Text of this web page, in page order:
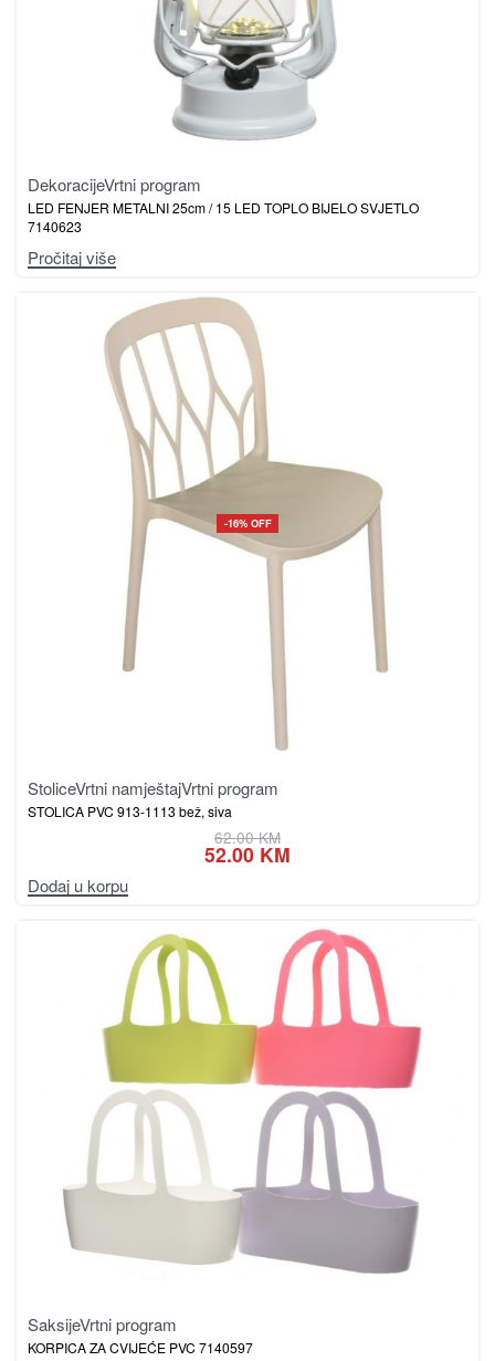
DekoracijeVrtni program
LED FENJER METALNI 25cm / 15 LED TOPLO BIJELO SVJETLO
7140623
Pročitaj više
-16% OFF
StoliceVrtni namještajVrtni program
STOLICA PVC 913-1113 bež, siva
62.00KM
52.00 KM
Dodaj u korpu
SaksijeVrtni program
KORPICA ZA CVIJEĆE PVC 7140597